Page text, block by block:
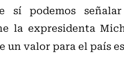
sí podemos
la expresidenta
un valor para el país